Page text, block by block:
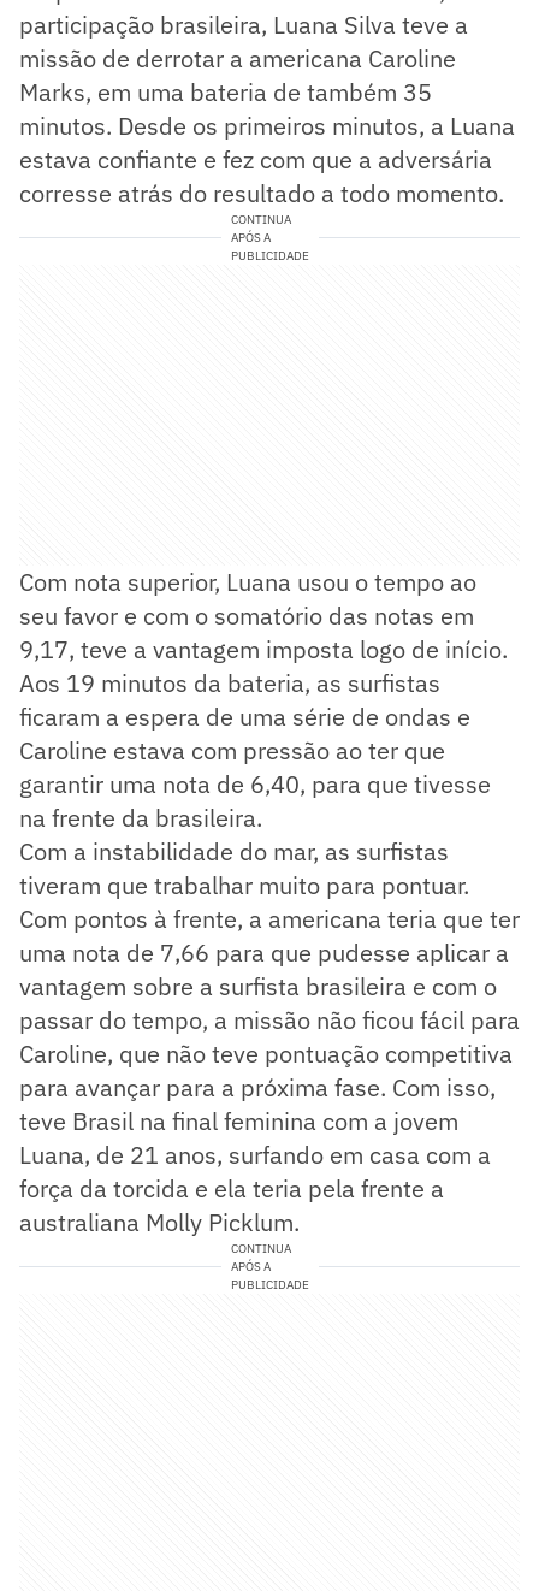
participação brasileira, Luana Silva teve a
missão de derrotar a americana Caroline
Marks, em uma bateria de também 35
minutos. Desde os primeiros minutos, a Luana
estava confiante e fez com que a adversária
corresse atrás do resultado a todo momento.
CONTINUA
APÓS A
PUBLICIDADE
Com nota superior, Luana usou o tempo ao
seu favor e com o somatório das notas em
9,17, teve a vantagem imposta logo de início.
Aos 19 minutos da bateria, as surfistas
ficaram a espera de uma série de ondas e
Caroline estava com pressão ao ter que
garantir uma nota de 6,40, para que tivesse
na frente da brasileira.
Com a instabilidade do mar, as surfistas
tiveram que trabalhar muito para pontuar.
Com pontos à frente, a americana teria que ter
uma nota de 7,66 para que pudesse aplicar a
vantagem sobre a surfista brasileira e com o
passar do tempo, a missão não ficou fácil para
Caroline, que não teve pontuação competitiva
para avançar para a próxima fase. Com isso,
teve Brasil na final feminina com a jovem
Luana, de 21 anos, surfando em casa com a
força da torcida e ela teria pela frente a
australiana Molly Picklum.
CONTINUA
APÓS A
PUBLICIDADE